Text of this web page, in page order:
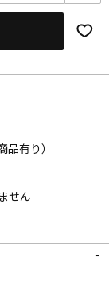
有り）
せん